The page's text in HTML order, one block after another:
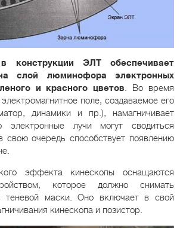
конструкции ЭЛТ обеспечивает
слой люминофора электронных
и красного цветов . Во время
поле, создаваемое его
динамики и пр.), намагничивает
электронные лучи могут сводиться
свою очередь способствует появлению
эффекта кинескопы оснащаются
которое должно снимать
теневой маски. Оно включает в свой
кинескопа и позистор.